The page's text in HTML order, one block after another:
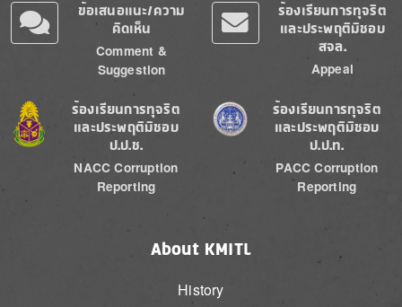
ข้อเสนอแนะ/ความ
คิดเห็น
Comment &
Suggestion
ร้องเรียนการทุจริต
และประพฤติมิชอบ
สจล.
Appeal
Image
ร้องเรียนการทุจริต
และประพฤติมิชอบ
ป.ป.ช.
NACC Corruption
Reporting
Image
ร้องเรียนการทุจริต
และประพฤติมิชอบ
ป.ป.ท.
PACC Corruption
Reporting
About KMITL
History